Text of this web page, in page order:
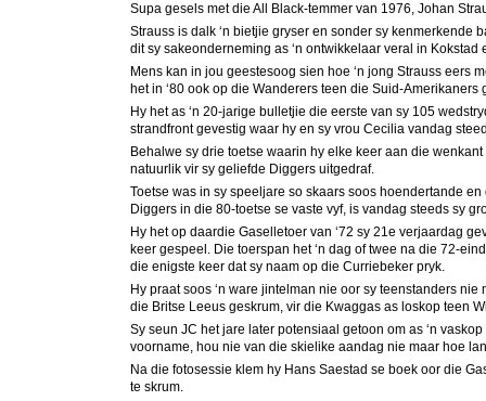
Supa gesels met die All Black-temmer van 1976, Johan
Strauss is dalk ‘n bietjie gryser en sonder sy
dit sy sakeonderneming as ‘n ontwikkelaar veral in
Mens kan in jou geestesoog sien hoe ‘n jong Strauss eers
het in ‘80 ook op die Wanderers teen die Suid-Amerikaners
Hy het as ‘n 20-jarige bulletjie die eerste van sy 105
strandfront gevestig waar hy en sy vrou Cecilia vandag
Behalwe sy drie toetse waarin hy elke keer aan die
natuurlik vir sy geliefde Diggers uitgedraf.
Toetse was in sy speeljare so skaars soos hoendertande
Diggers in die 80-toetse se vaste vyf, is vandag steeds sy
Hy het op daardie Gaselletoer van ‘72 sy 21e verjaardag
keer gespeel. Die toerspan het ‘n dag of twee na die 72-
die enigste keer dat sy naam op die Curriebeker pryk.
Hy praat soos ‘n ware jintelman nie oor sy teenstanders
die Britse Leeus geskrum, vir die Kwaggas as loskop teen
Sy seun JC het jare later potensiaal getoon om as ‘n
voorname, hou nie van die skielike aandag nie maar hoe
Na die fotosessie klem hy Hans Saestad se boek oor die
te skrum.